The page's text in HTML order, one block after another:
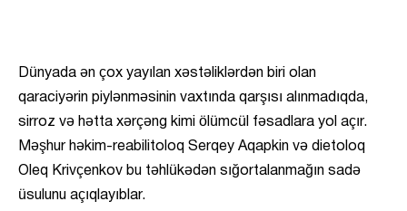
Dünyada ən çox yayılan xəstəliklərdən biri olan
qaraciyərin piylənməsinin vaxtında qarşısı alınmadıqda,
sirroz və hətta xərçəng kimi ölümcül fəsadlara yol açır.
Məşhur həkim-reabilitoloq Serqey Aqapkin və dietoloq
Oleq Krivçenkov bu təhlükədən sığortalanmağın sadə
üsulunu açıqlayıblar.